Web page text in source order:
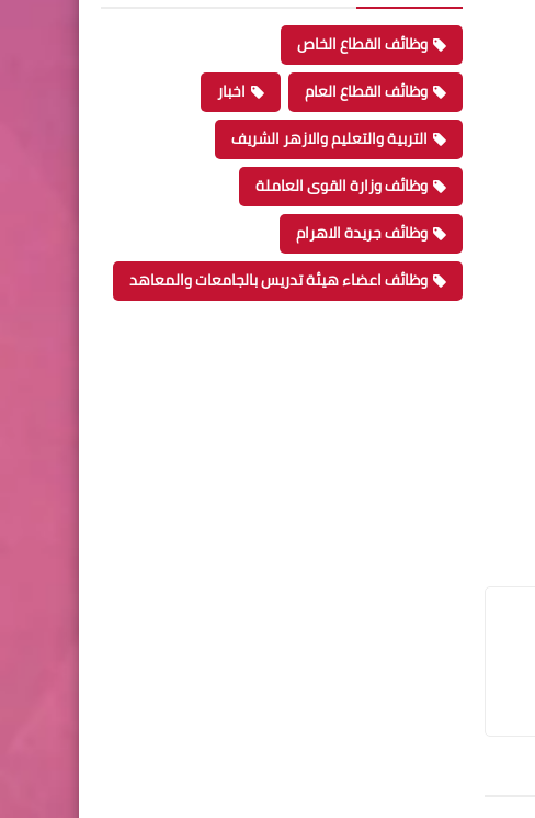
وظائف القطاع الخاص
وظائف القطاع العام
اخبار
التربية والتعليم والازهر الشريف
وظائف وزارة القوى العاملة
وظائف جريدة الاهرام
وظائف اعضاء هيئة تدريس بالجامعات والمعاهد